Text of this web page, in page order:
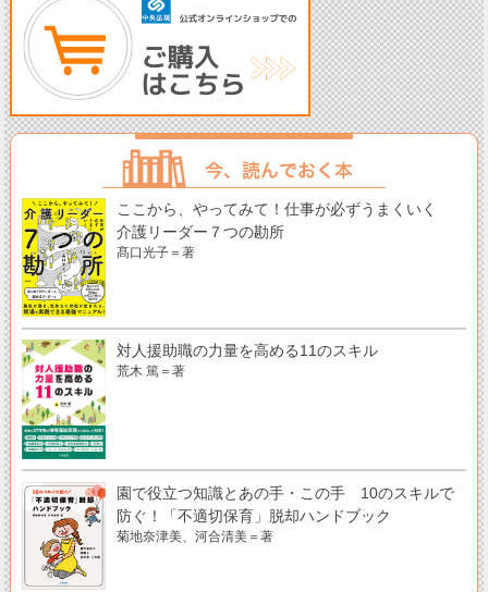
ここから、やってみて！仕事が必ずうまくいく
介護リーダー７つの勘所
髙口光子＝著
対人援助職の力量を高める11のスキル
荒木 篤＝著
園で役立つ知識とあの手・この手 10のスキルで
防ぐ！「不適切保育」脱却ハンドブック
菊地奈津美、河合清美＝著